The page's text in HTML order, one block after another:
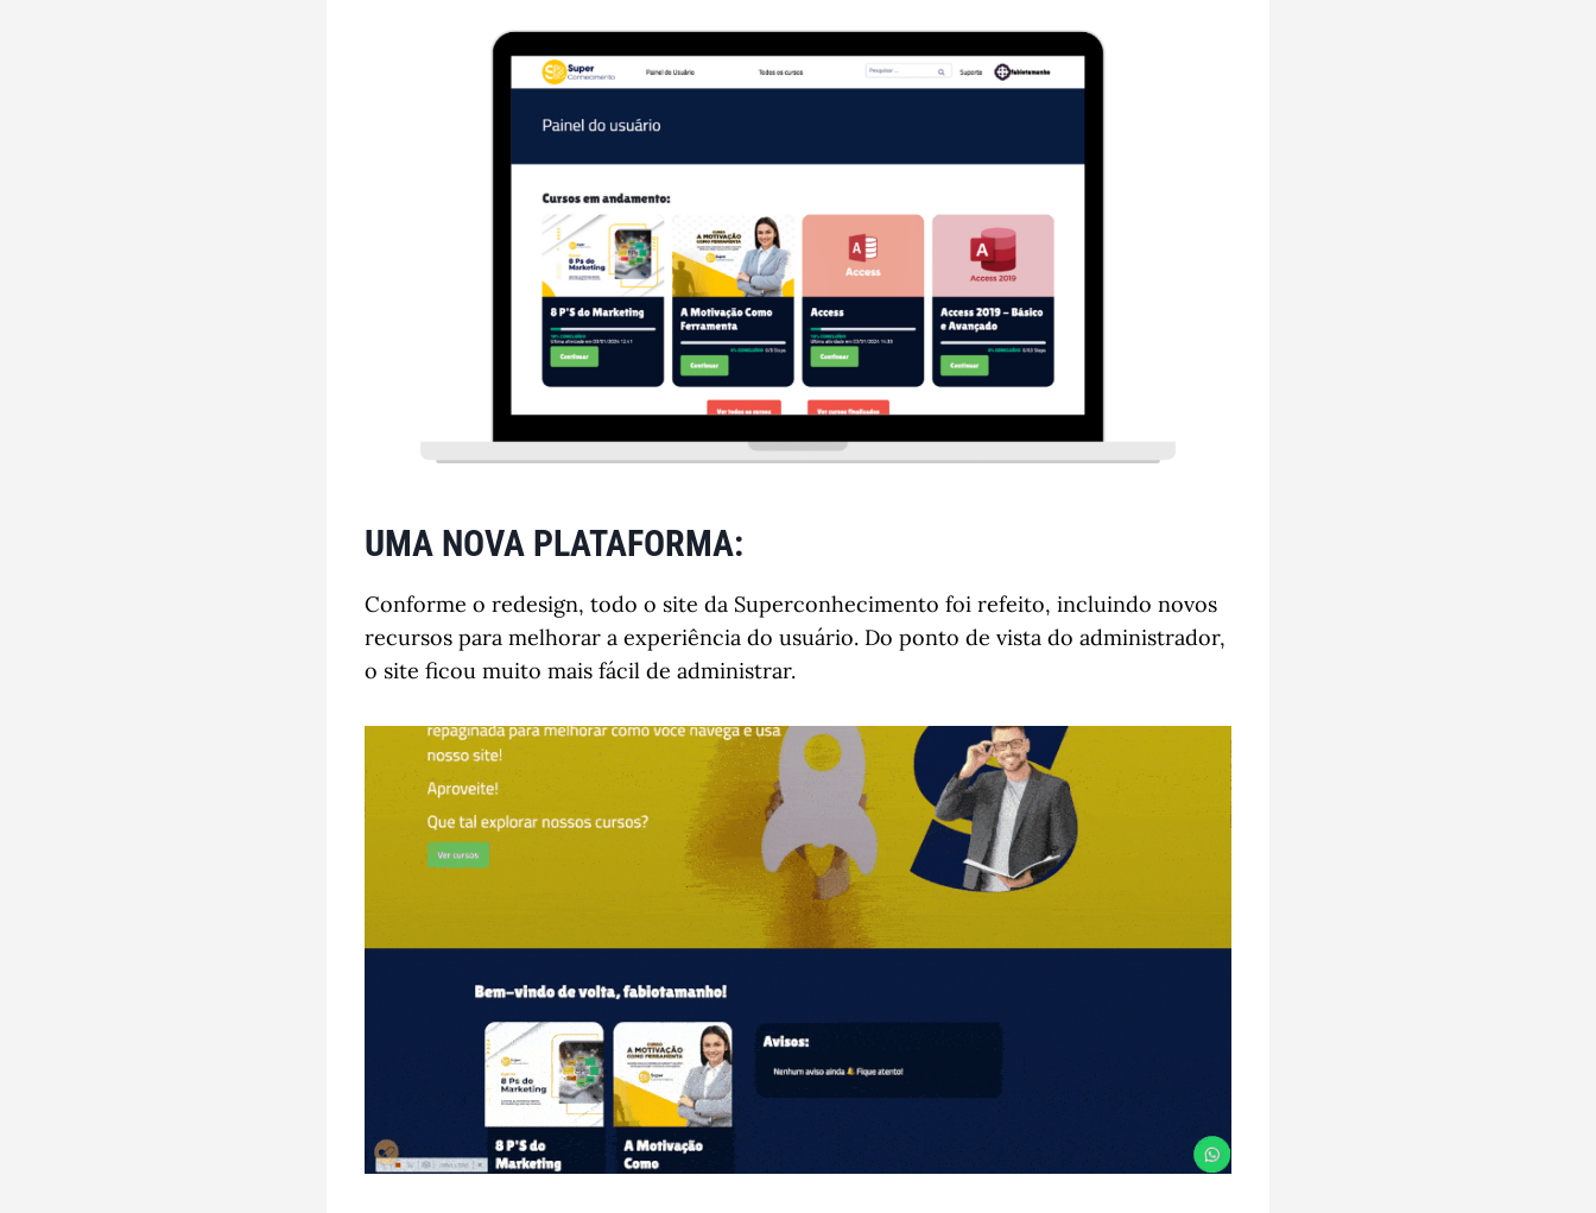
UMA NOVA PLATAFORMA:
Conforme o redesign, todo o site da Superconhecimento foi refeito, incluindo novos
recursos para melhorar a experiência do usuário. Do ponto de vista do administrador,
o site ficou muito mais fácil de administrar.